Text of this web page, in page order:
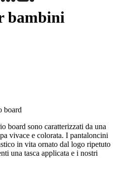
bambini
board
board sono caratterizzati da una
vivace e colorata. I pantaloncini
in vita ornato dal logo ripetuto
una tasca applicata e i nostri